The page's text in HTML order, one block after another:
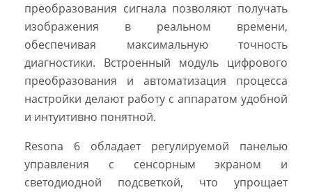
преобразования сигнала позволяют получать
изображения в реальном времени,
обеспечивая максимальную точность
диагностики. Встроенный модуль цифрового
преобразования и автоматизация процесса
настройки делают работу с аппаратом удобной
и интуитивно понятной.
Resona 6 обладает регулируемой панелью
управления с сенсорным экраном и
светодиодной подсветкой, что упрощает